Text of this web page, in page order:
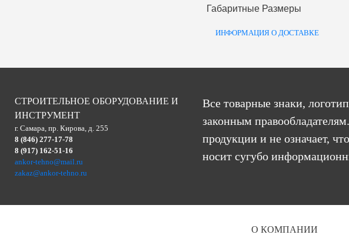
Габаритные Размеры
ИНФОРМАЦИЯ О ДОСТАВКЕ
СТРОИТЕЛЬНОЕ ОБОРУДОВАНИЕ И
ИНСТРУМЕНТ
г. Самара, пр. Кирова, д. 255
8 (846) 277-17-78
8 (917) 162-51-16
ankor-tehno@mail.ru
zakaz@ankor-tehno.ru
Все товарные знаки,
законным
продукции и не означает,
носит сугубо
О КОМПАНИИ